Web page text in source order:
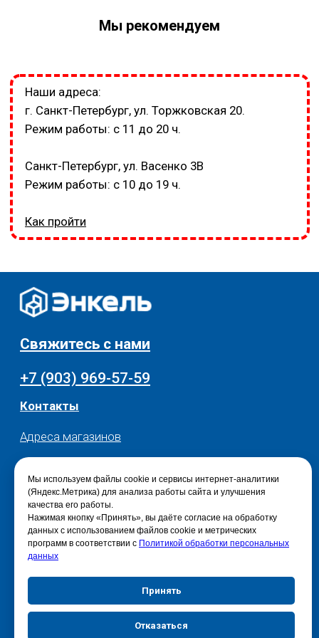
Мы используем файлы cookie и сервисы интернет-аналитики
(Яндекс.Метрика) для анализа работы сайта и улучшения
качества его работы.
Нажимая кнопку «Принять», вы даёте согласие на обработку
данных с использованием файлов cookie и метрических
программ в соответствии с Политикой обработки персональных
данных
Принять
Отказаться
Мы рекомендуем